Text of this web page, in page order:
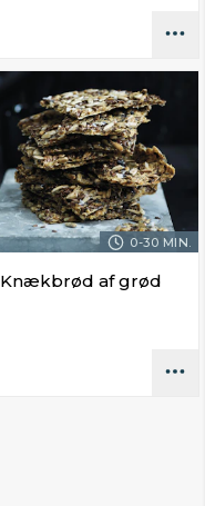
0-30 MIN.
Knækbrød af grød